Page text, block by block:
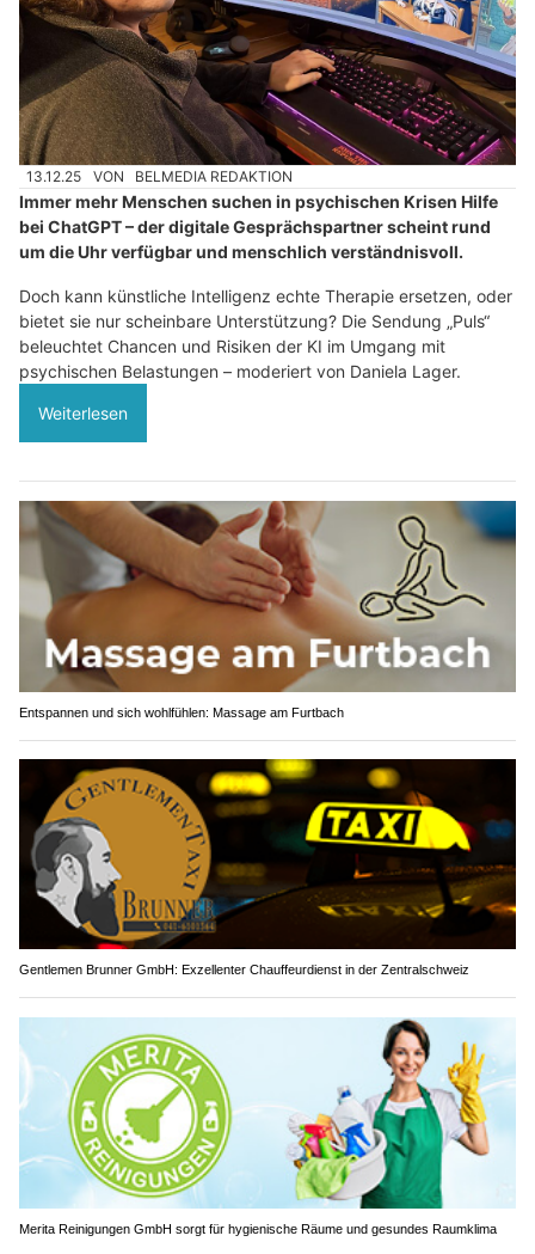
13.12.25 VON BELMEDIA REDAKTION
Immer mehr Menschen suchen in psychischen Krisen Hilfe
bei ChatGPT – der digitale Gesprächspartner scheint rund
um die Uhr verfügbar und menschlich verständnisvoll.
Doch kann künstliche Intelligenz echte Therapie ersetzen, oder
bietet sie nur scheinbare Unterstützung? Die Sendung „Puls“
beleuchtet Chancen und Risiken der KI im Umgang mit
psychischen Belastungen – moderiert von Daniela Lager.
Weiterlesen
Entspannen und sich wohlfühlen: Massage am Furtbach
Gentlemen Brunner GmbH: Exzellenter Chauffeurdienst in der Zentralschweiz
Merita Reinigungen GmbH sorgt für hygienische Räume und gesundes Raumklima